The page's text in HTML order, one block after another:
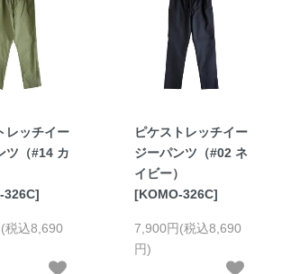
レッチイー
ツ（#14 カ
326C]
税込8,690
ピケストレッチイー
ジーパンツ（#02 ネ
イビー）
[KOMO-326C]
7,900円(税込8,690
円)